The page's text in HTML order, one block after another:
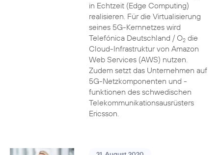
in Echtzeit (Edge Computing)
realisieren. Für die Virtualisierung
seines 5G-Kernnetzes wird
Telefónica Deutschland / O2die
Cloud-Infrastruktur von Amazon
Web Services (AWS) nutzen.
Zudem setzt das Unternehmen auf
5G-Netzkomponenten und -
funktionen des schwedischen
Telekommunikationsausrüsters
Ericsson.